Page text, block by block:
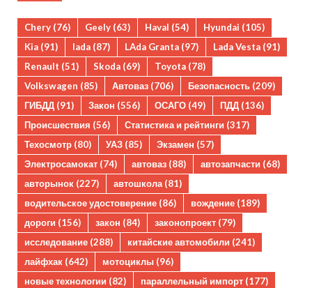
Chery (76) Geely (63) Haval (54) Hyundai (105)
Kia (91) lada (87) LAda Granta (97) Lada Vesta (91)
Renault (51) Skoda (69) Toyota (78)
Volkswagen (85) Автоваз (706) Безопасность (209)
ГИБДД (91) Закон (556) ОСАГО (49) ПДД (136)
Происшествия (56) Статистика и рейтинги (317)
Техосмотр (80) УАЗ (85) Экзамен (57)
Электросамокат (74) автоваз (88) автозапчасти (68)
авторынок (227) автошкола(81)
водительское удостоверение (86) вождение (189)
дороги (156) закон (84) законопроект (79)
исследование (288) китайские автомобили (241)
лайфхак (642) мотоциклы (96)
новые технологии (82) параллельный импорт (177)